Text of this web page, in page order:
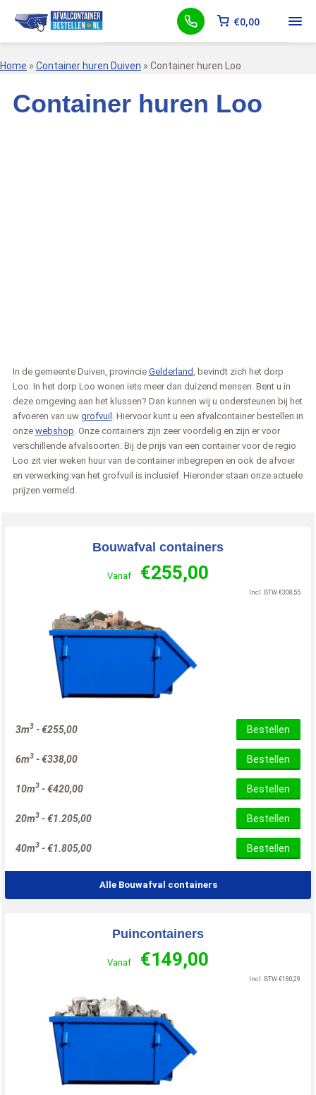
€0,00
Home » Container huren Duiven » Container huren Loo
Container huren Loo
In de gemeente Duiven, provincie Gelderland
, bevindt zich het dorp
Loo. In het dorp Loo wonen iets meer dan duizend mensen. Bent u in
deze omgeving aan het klussen? Dan kunnen wij u ondersteunen bij het
afvoeren van uw grofvuil . Hiervoor kunt u een afvalcontainer bestellen in
onze webshop . Onze containers zijn zeer voordelig en zijn er voor
verschillende afvalsoorten. Bij de prijs van een container voor de regio
Loo zit vier weken huur van de container inbegrepen en ook de afvoer
en verwerking van het grofvuil is inclusief. Hieronder staan onze actuele
prijzen vermeld.
Bouwafval containers
Vanaf €255,00
Incl. BTW €308,55
3m3 -€255,00 Bestellen
6m3 -€338,00 Bestellen
10m3 -€420,00 Bestellen
20m3 -€1.205,00 Bestellen
40m3 -€1.805,00 Bestellen
Alle Bouwafval containers
Puincontainers
Vanaf €149,00
Incl. BTW €180,29